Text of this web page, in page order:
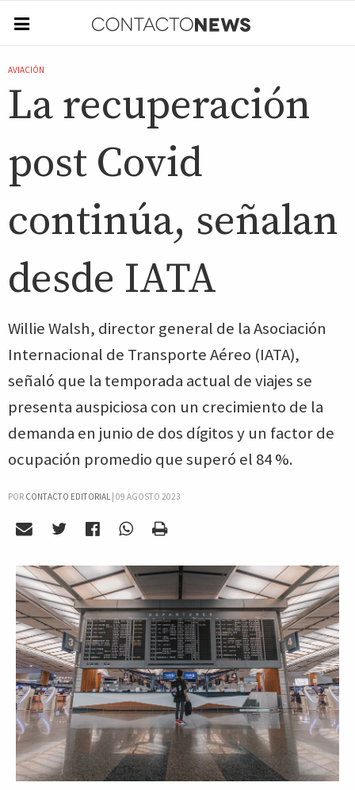
AVIACIÓN
La recuperación
post Covid
continúa, señalan
desde IATA
Willie Walsh, director general de la Asociación
Internacional de Transporte Aéreo (IATA),
señaló que la temporada actual de viajes se
presenta auspiciosa con un crecimiento de la
demanda en junio de dos dígitos y un factor de
ocupación promedio que superó el 84 %.
POR CONTACTO EDITORIAL| 09 AGOSTO 2023